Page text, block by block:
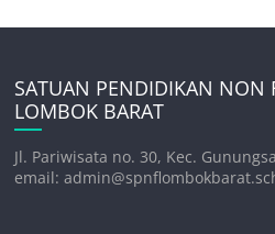
SATUAN PENDIDIKAN NON
LOMBOK BARAT
Jl. Pariwisata no. 30, Kec.
email: